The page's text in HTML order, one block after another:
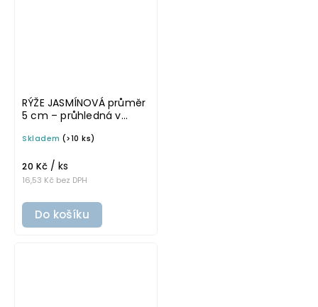
RÝŽE JASMÍNOVÁ průměr
5 cm – průhledná v
omyvatelná samolepka
Skladem (>10 ks)
16,53 Kč bez DPH
20 Kč / ks
Do košíku